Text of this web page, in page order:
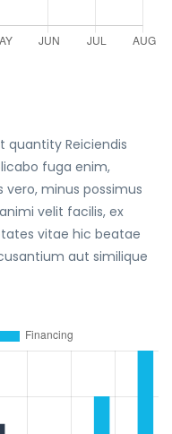
quantity Reiciendis
fuga enim,
minus possimus
velit facilis, ex
vitae hic beatae
aut similique